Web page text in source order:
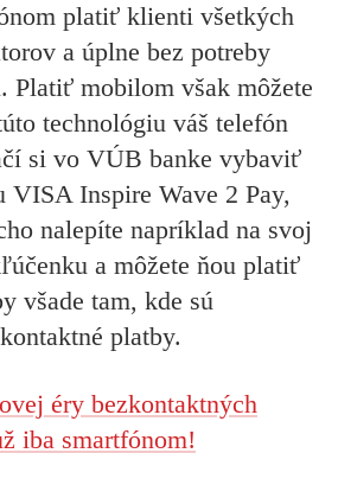
platiť klienti všetkých
a úplne bez potreby
Platiť mobilom však môžete
technológiu váš telefón
si vo VÚB banke vybaviť
VISA Inspire Wave 2 Pay,
nalepíte napríklad na svoj
a môžete ňou platiť
všade tam, kde sú
platby.
éry bezkontaktných
iba smartfónom!